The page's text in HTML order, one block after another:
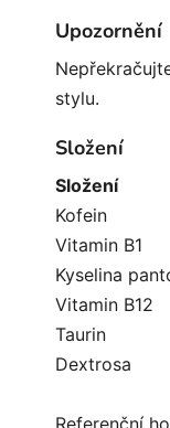
Upozornění
stylu.
Složení
Složení
Kofein
Vitamin B1
Kyselina
Vitamin B12
Taurin
Dextrosa